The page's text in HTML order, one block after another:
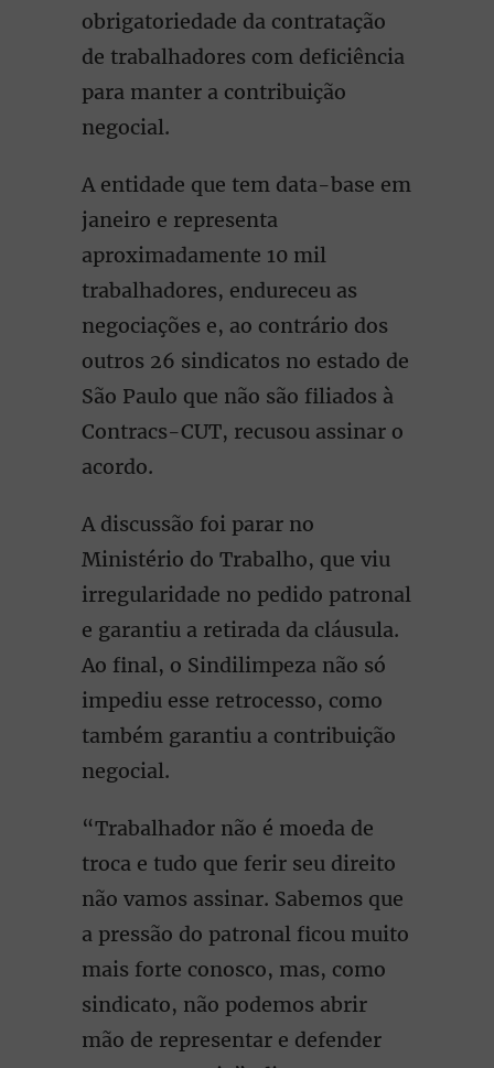
obrigatoriedade da contratação
de trabalhadores com deficiência
para manter a contribuição
negocial.
A entidade que tem data-base em
janeiro e representa
aproximadamente 10 mil
trabalhadores, endureceu as
negociações e, ao contrário dos
outros 26 sindicatos no estado de
São Paulo que não são filiados à
Contracs-CUT, recusou assinar o
acordo.
A discussão foi parar no
Ministério do Trabalho, que viu
irregularidade no pedido patronal
e garantiu a retirada da cláusula.
Ao final, o Sindilimpeza não só
impediu esse retrocesso, como
também garantiu a contribuição
negocial.
“Trabalhador não é moeda de
troca e tudo que ferir seu direito
não vamos assinar. Sabemos que
a pressão do patronal ficou muito
mais forte conosco, mas, como
sindicato, não podemos abrir
mão de representar e defender